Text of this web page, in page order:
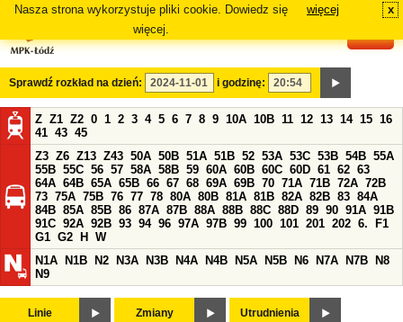
Nasza strona wykorzystuje pliki cookie. Dowiedz się
więcej.
więcej x
Sprawdź rozkład na dzień: i godzinę:
Z Z1 Z2 0 1 2 3 4 5 6 7 8 9 10A 10B 11 12 13 14 15 16
41 43 45
Z3 Z6 Z13 Z43 50A 50B 51A 51B 52 53A 53C 53B 54B 55A
55B 55C 56 57 58A 58B 59 60A 60B 60C 60D 61 62 63
64A 64B 65A 65B 66 67 68 69A 69B 70 71A 71B 72A 72B
73 75A 75B 76 77 78 80A 80B 81A 81B 82A 82B 83 84A
84B 85A 85B 86 87A 87B 88A 88B 88C 88D 89 90 91A 91B
91C 92A 92B 93 94 96 97A 97B 99 100 101 201 202 6.
F1
G1 G2 H
W
N1A
N1B N2 N3A N3B N4A N4B N5A N5B N6 N7A N7B
N8
N9
Linie Zmiany Utrudnienia